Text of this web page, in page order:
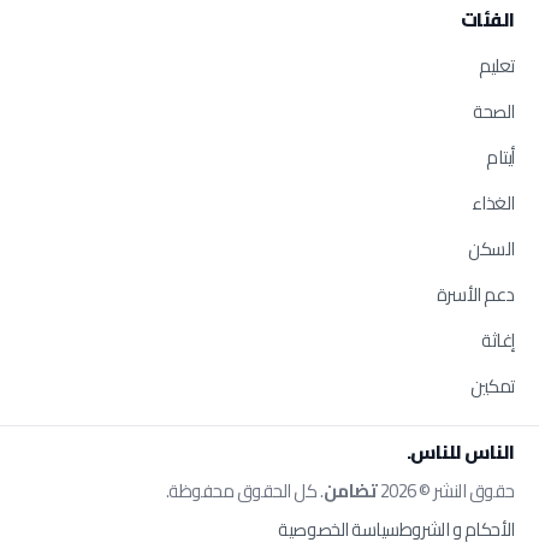
الفئات
تعليم
الصحة
أيتام
الغذاء
السكن
دعم الأسرة
إغاثة
تمكين
الناس للناس.
حقوق النشر © 2026 تضامن. كل الحقوق محفوظة.
الأحكام و الشروطسياسة الخصوصية